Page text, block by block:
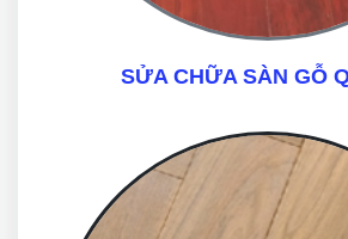
SỬA CHỮA SÀN GỖ